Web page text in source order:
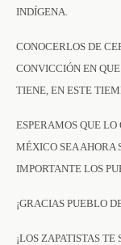
INDÍGENA.
CONOCERLOS DE
CONVICCIÓN EN
TIENE, EN ESTE
ESPERAMOS QUE
MÉXICO SEA AHORA
IMPORTANTE LOS
¡GRACIAS PUEBLO
¡LOS ZAPATISTAS